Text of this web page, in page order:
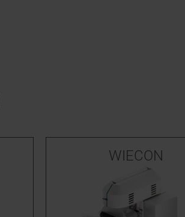
WIECON